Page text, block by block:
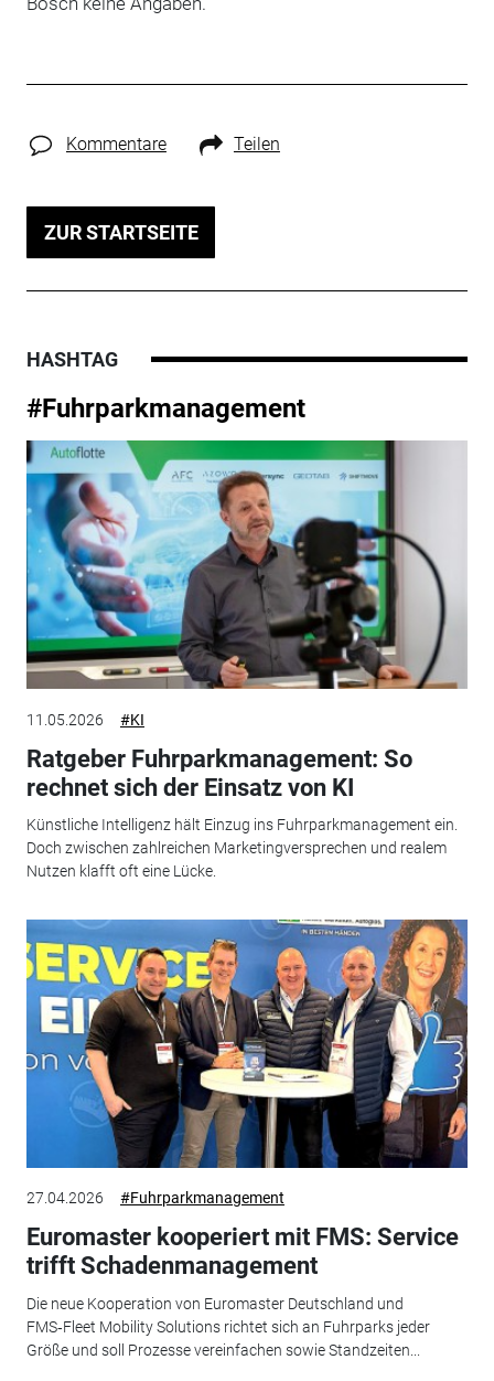
Kommentare Teilen
ZUR STARTSEITE
HASHTAG
#Fuhrparkmanagement
11.05.2026 #KI
Ratgeber Fuhrparkmanagement: So
rechnet sich der Einsatz von KI
Künstliche Intelligenz hält Einzug ins Fuhrparkmanagement ein.
Doch zwischen zahlreichen Marketingversprechen und realem
Nutzen klafft oft eine Lücke.
27.04.2026 #Fuhrparkmanagement
Euromaster kooperiert mit FMS: Service
trifft Schadenmanagement
Die neue Kooperation von Euromaster Deutschland und
FMS‑Fleet Mobility Solutions richtet sich an Fuhrparks jeder
Größe und soll Prozesse vereinfachen sowie Standzeiten...